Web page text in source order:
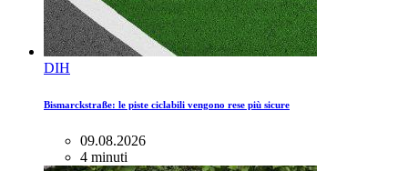
DIH
Bismarckstraße: le piste ciclabili vengono rese più sicure
09.08.2026
4 minuti